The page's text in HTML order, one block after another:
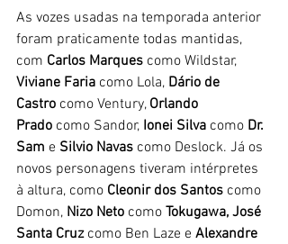
As vozes usadas na temporada anterior
foram praticamente todas mantidas,
com Carlos Marques como Wildstar,
Viviane Faria como Lola, Dário de
Castro como Ventury, Orlando
Prado como Sandor, Ionei Silva como Dr.
Sam e Silvio Navas como Deslock. Já os
novos personagens tiveram intérpretes
à altura, como Cleonir dos Santos como
Domon, Nizo Neto como Tokugawa, José
Santa Cruz como Ben Laze e Alexandre